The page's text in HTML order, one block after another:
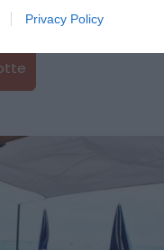
Privacy Policy